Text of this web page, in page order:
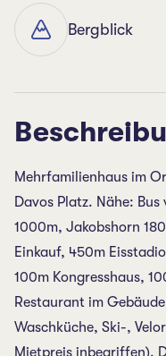
Bergblick
Mehrfamilienhaus im
Davos Platz. Nähe:
1000m, Jakobshorn
Einkauf, 450m
100m Kongresshaus,
Restaurant im
Waschküche, Ski-,
Mietpreis inbegriffen).